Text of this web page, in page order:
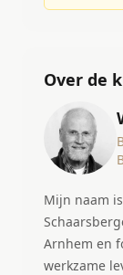
Over de
Mijn naam
Arnhem en
werkzame leven